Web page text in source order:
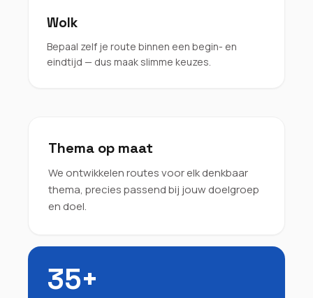
Wolk
Bepaal zelf je route binnen een begin- en
eindtijd — dus maak slimme keuzes.
Thema op maat
We ontwikkelen routes voor elk denkbaar
thema, precies passend bij jouw doelgroep
en doel.
35+